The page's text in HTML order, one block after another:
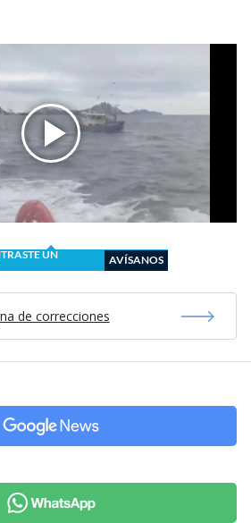
UN
AVÍSANOS
de correcciones